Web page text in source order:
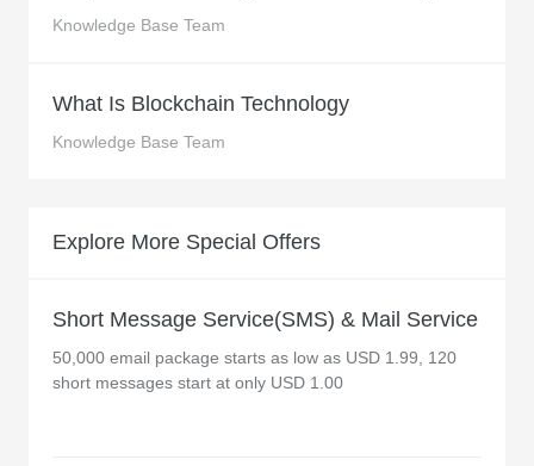
Knowledge Base Team
What Is Blockchain Technology
Knowledge Base Team
Explore More Special Offers
Short Message Service(SMS) & Mail Service
50,000 email package starts as low as USD 1.99, 120
short messages start at only USD 1.00